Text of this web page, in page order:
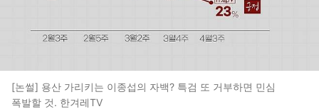
[논썰] 용산 가리키는 이종섭의 자백? 특검 또 거부하면 민심
폭발할 것. 한겨레TV